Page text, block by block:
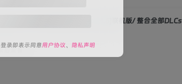
2)》v1.3.6 整合全部DLCs[v1.3.6]联机版/ 整合全部DLCs
后查看
登录